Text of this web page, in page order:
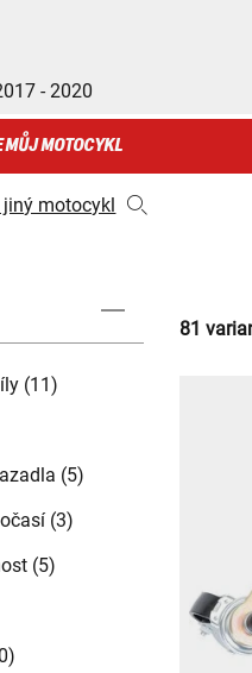
- 2020
MŮJ MOTOCYKL
motocykl
(11)
(5)
(3)
(5)
81